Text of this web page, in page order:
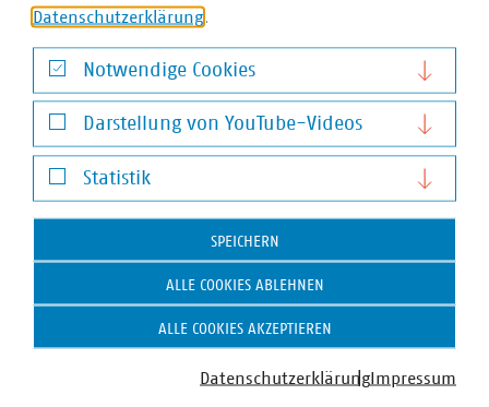
Datenschutzerklärung
Notwendige Cookies
Notwendige Cookies
Darstellung von YouTube-Videos
Darstellung von YouTube-Videos
Statistik
Statistik
SPEICHERN
ALLE COOKIES ABLEHNEN
ALLE COOKIES AKZEPTIEREN
DatenschutzerklärungImpressum